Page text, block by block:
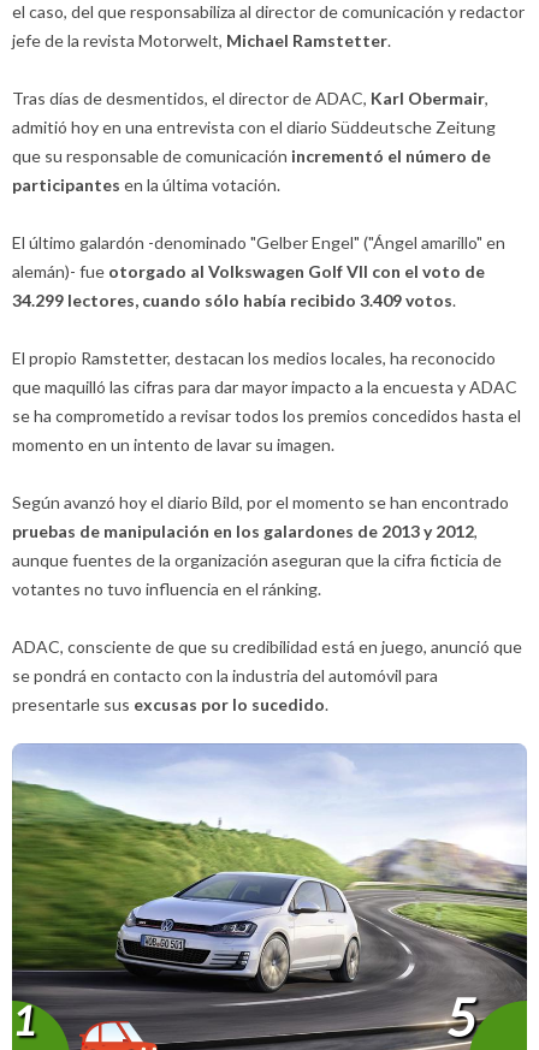
el caso, del que responsabiliza al director de comunicación y redactor
jefe de la revista Motorwelt, Michael Ramstetter.
Tras días de desmentidos, el director de ADAC, Karl Obermair,
admitió hoy en una entrevista con el diario Süddeutsche Zeitung
que su responsable de comunicación incrementó el número de
participantes en la última votación.
El último galardón -denominado "Gelber Engel" ("Ángel amarillo" en
alemán)- fue otorgado al Volkswagen Golf VII con el voto de
34.299 lectores, cuando sólo había recibido 3.409 votos.
El propio Ramstetter, destacan los medios locales, ha reconocido
que maquilló las cifras para dar mayor impacto a la encuesta y ADAC
se ha comprometido a revisar todos los premios concedidos hasta el
momento en un intento de lavar su imagen.
Según avanzó hoy el diario Bild, por el momento se han encontrado
pruebas de manipulación en los galardones de 2013 y 2012,
aunque fuentes de la organización aseguran que la cifra ficticia de
votantes no tuvo influencia en el ránking.
ADAC, consciente de que su credibilidad está en juego, anunció que
se pondrá en contacto con la industria del automóvil para
presentarle sus excusas por lo sucedido.
1 5